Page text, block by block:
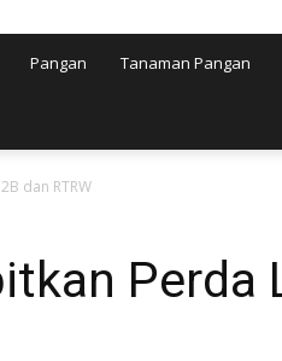
Pangan Tanaman Pangan
dan RTRW
Perda